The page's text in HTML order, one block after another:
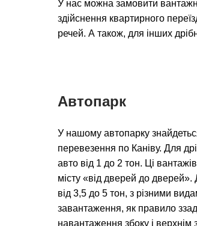
У нас можна замовити
здійснення квартирного
речей. А також, для інших
Автопарк
У нашому автопарку
перевезення по Каніву. Для
авто від 1 до 2 тон. Ці
місту «від дверей до дверей».
від 3,5 до 5 тон, з різними
завантаження, як правило
навантаження збоку і